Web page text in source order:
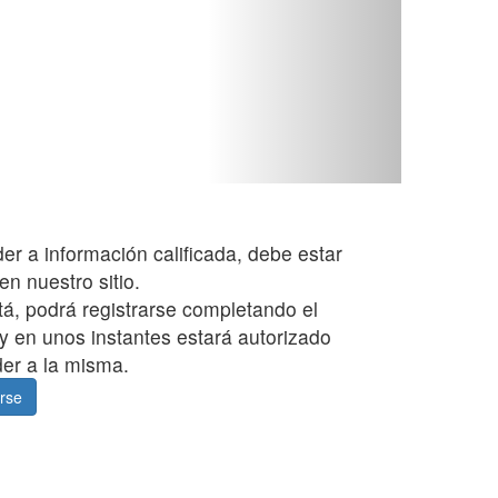
a información calificada, debe estar
nuestro sitio.
podrá registrarse completando el
en unos instantes estará autorizado
a la misma.